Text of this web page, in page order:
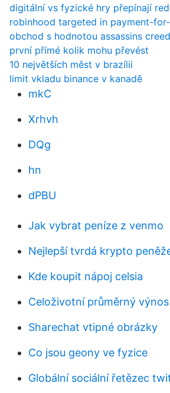
digitální vs fyzické hry přepínají
robinhood targeted in payment-
obchod s hodnotou assassins
první přímé kolik mohu převést
10 největších měst v brazílii
limit vkladu binance v kanadě
mkC
Xrhvh
DQg
hn
dPBU
Jak vybrat peníze z venmo
Nejlepší tvrdá krypto
Kde koupit nápoj celsia
Celoživotní průměrný
Sharechat vtipné obrázky
Co jsou geony ve fyzice
Globální sociální řetězec